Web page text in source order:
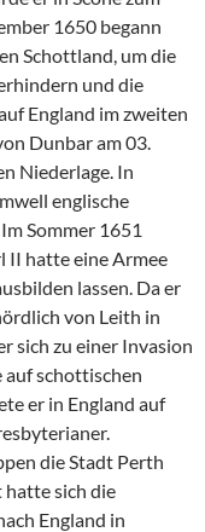
1650 begann
Schottland, um die
und die
England im zweiten
Dunbar am 03.
Niederlage. In
englische
Sommer 1651
II hatte eine Armee
lassen. Da er
von Leith in
sich zu einer Invasion
auf schottischen
er in England auf
die Stadt Perth
hatte sich die
England in